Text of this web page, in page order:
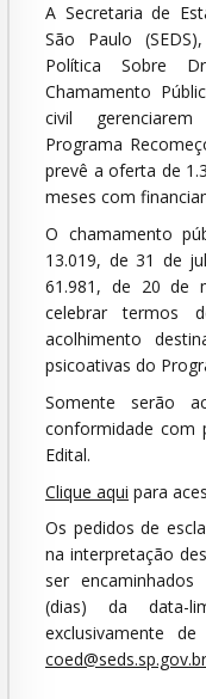
A Secretaria de
São Paulo
Política Sobre
Chamamento
civil
Programa
prevê a oferta de
meses com
O chamamento
13.019, de 31 de
61.981, de 20 de
celebrar termos
acolhimento
psicoativas do
Somente serão
conformidade com
Edital.
Clique aqui para
Os pedidos de
na interpretação
ser
(dias) da data-
exclusivamente
coed@seds.sp.gov.br